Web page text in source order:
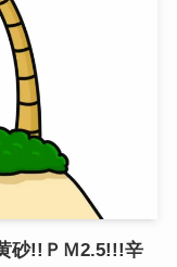
砂!!ＰＭ2.5!!!辛